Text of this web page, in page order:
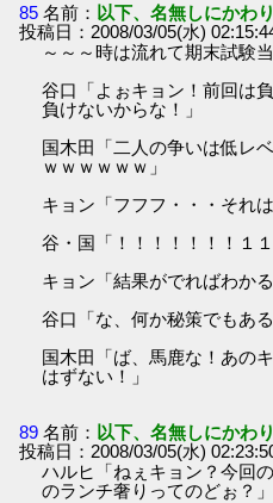
85 名前： 以下、名無しにかわ
投稿日：2008/03/05(水)
～～～時は流れて期末試験
谷口「よぉキョン！前回は
負けないからな！」
国木田「二人の争いは低レ
ｗｗｗｗｗｗ」
キョン「フフフ・・・それ
谷・国「！！！！！！！１１
キョン「結果がでればわか
谷口「な、何か秘策でもあ
国木田「ば、馬鹿な！あの
はずない！」
89 名前： 以下、名無しにかわ
投稿日：2008/03/05(水)
ハルヒ「ねぇキョン？今回
のランチ奢りってのどぉ？」